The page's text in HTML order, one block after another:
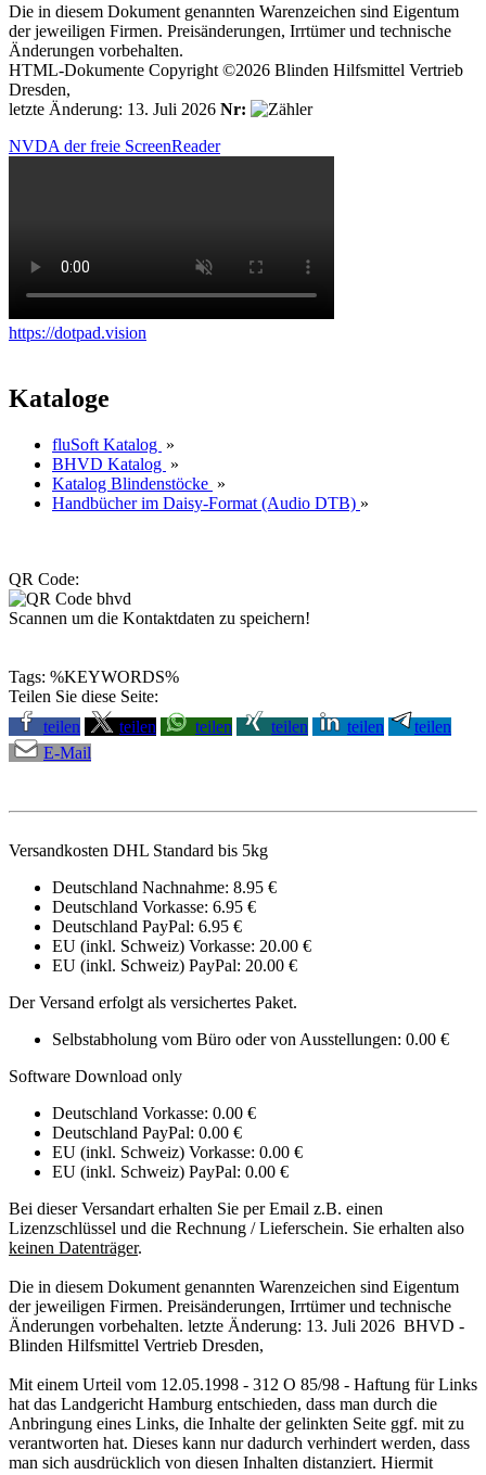
Die in diesem Dokument genannten Warenzeichen sind Eigentum
der jeweiligen Firmen. Preisänderungen, Irrtümer und technische
Änderungen vorbehalten.
HTML-Dokumente Copyright ©2026 Blinden Hilfsmittel Vertrieb
Dresden,
letzte Änderung: 13. Juli 2026 Nr:
NVDA der freie ScreenReader
https://dotpad.vision
Kataloge
fluSoft Katalog »
BHVD Katalog »
Katalog Blindenstöcke »
Handbücher im Daisy-Format (Audio DTB) »
QR Code:
Scannen um die Kontaktdaten zu speichern!
Tags: %KEYWORDS%
Teilen Sie diese Seite:
teilen
teilen teilen teilen teilen
teilen
E-Mail
Versandkosten DHL Standard bis 5kg
Deutschland Nachnahme: 8.95 €
Deutschland Vorkasse: 6.95 €
Deutschland PayPal: 6.95 €
EU (inkl. Schweiz) Vorkasse: 20.00 €
EU (inkl. Schweiz) PayPal: 20.00 €
Der Versand erfolgt als versichertes Paket.
Selbstabholung vom Büro oder von Ausstellungen: 0.00 €
Software Download only
Deutschland Vorkasse: 0.00 €
Deutschland PayPal: 0.00 €
EU (inkl. Schweiz) Vorkasse: 0.00 €
EU (inkl. Schweiz) PayPal: 0.00 €
Bei dieser Versandart erhalten Sie per Email z.B. einen
Lizenzschlüssel und die Rechnung / Lieferschein. Sie erhalten also
keinen Datenträger.
Die in diesem Dokument genannten Warenzeichen sind Eigentum
der jeweiligen Firmen. Preisänderungen, Irrtümer und technische
Änderungen vorbehalten. letzte Änderung: 13. Juli 2026 BHVD -
Blinden Hilfsmittel Vertrieb Dresden,
Mit einem Urteil vom 12.05.1998 - 312 O 85/98 - Haftung für Links
hat das Landgericht Hamburg entschieden, dass man durch die
Anbringung eines Links, die Inhalte der gelinkten Seite ggf. mit zu
verantworten hat. Dieses kann nur dadurch verhindert werden, dass
man sich ausdrücklich von diesen Inhalten distanziert. Hiermit